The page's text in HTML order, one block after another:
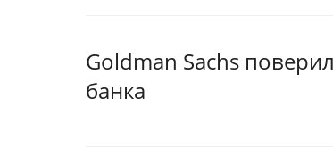
Goldman Sachs
банка